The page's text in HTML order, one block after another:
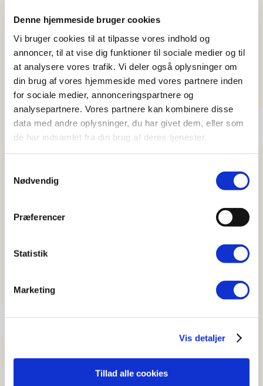
Denne hjemmeside bruger cookies
Vi bruger cookies til at tilpasse vores indhold og
annoncer, til at vise dig funktioner til sociale medier og til
at analysere vores trafik. Vi deler også oplysninger om
din brug af vores hjemmeside med vores partnere inden
for sociale medier, annonceringspartnere og
analysepartnere. Vores partnere kan kombinere disse
data med andre oplysninger, du har givet dem, eller som
de har indsamlet fra din brug af deres tjenester.
Nødvendig
Præferencer
Statistik
Marketing
Vis detaljer
Tillad alle cookies
fysioterapi og akupunktur til Sygeforsikringen
Danmark, hvorefter du får dit tilskud. Husk at oplyse
du er medlem.
Kan man få helbredstillæg fra
kommunen?
Kommunen, kan du få tilskud til fysioterapi når du har
kommunen. Der kan være tillæg og produkter som
Ja du kan booke tid til massage hos Anders som er
booke fysiurgisk massage hos fysioterapeuterne.